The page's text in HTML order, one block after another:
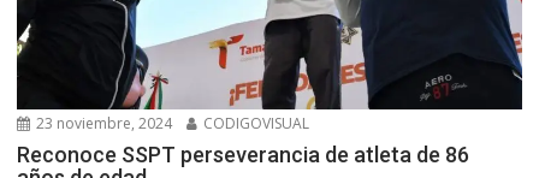
23 noviembre, 2024 CODIGOVISUAL
Reconoce SSPT perseverancia de atleta de 86